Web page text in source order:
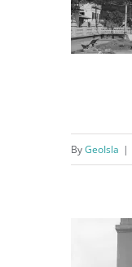
ByGeoIsla |